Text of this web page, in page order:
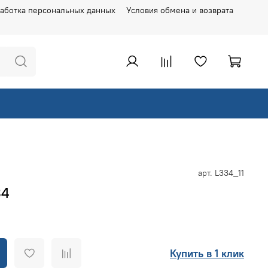
персональных данных Условия обмена и возврата
арт. L334_11
Купить в 1 клик